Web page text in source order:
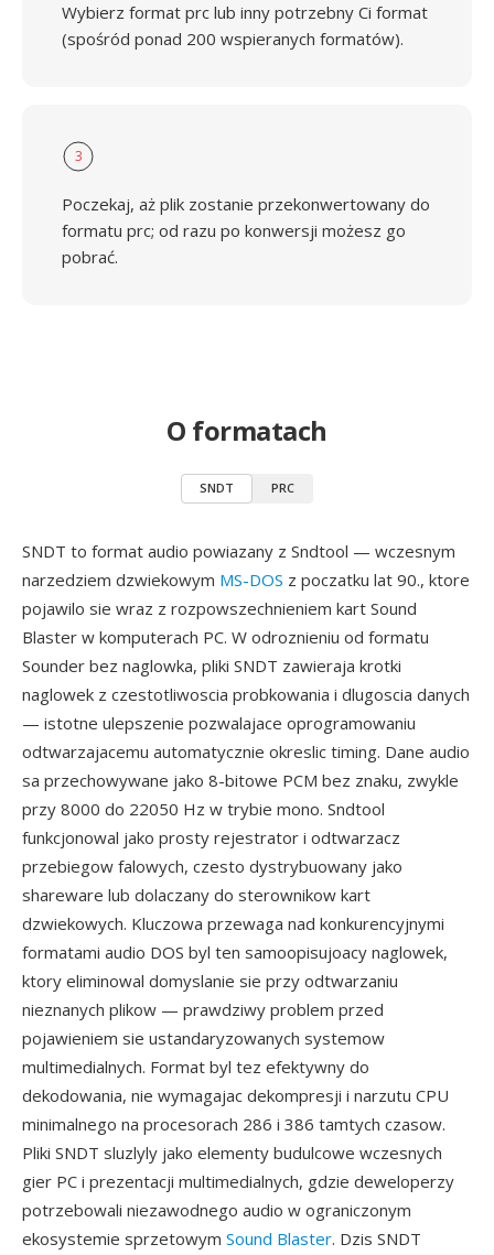
Wybierz format prc lub inny potrzebny Ci format
(spośród ponad 200 wspieranych formatów).
3
Poczekaj, aż plik zostanie przekonwertowany do
formatu prc; od razu po konwersji możesz go
pobrać.
O formatach
SNDT PRC
SNDT to format audio powiazany z Sndtool — wczesnym
narzedziem dzwiekowym MS-DOS z poczatku lat 90., ktore
pojawilo sie wraz z rozpowszechnieniem kart Sound
Blaster w komputerach PC. W odroznieniu od formatu
Sounder bez naglowka, pliki SNDT zawieraja krotki
naglowek z czestotliwoscia probkowania i dlugoscia danych
— istotne ulepszenie pozwalajace oprogramowaniu
odtwarzajacemu automatycznie okreslic timing. Dane audio
sa przechowywane jako 8-bitowe PCM bez znaku, zwykle
przy 8000 do 22050 Hz w trybie mono. Sndtool
funkcjonowal jako prosty rejestrator i odtwarzacz
przebiegow falowych, czesto dystrybuowany jako
shareware lub dolaczany do sterownikow kart
dzwiekowych. Kluczowa przewaga nad konkurencyjnymi
formatami audio DOS byl ten samoopisujoacy naglowek,
ktory eliminowal domyslanie sie przy odtwarzaniu
nieznanych plikow — prawdziwy problem przed
pojawieniem sie ustandaryzowanych systemow
multimedialnych. Format byl tez efektywny do
dekodowania, nie wymagajac dekompresji i narzutu CPU
minimalnego na procesorach 286 i 386 tamtych czasow.
Pliki SNDT sluzlyly jako elementy budulcowe wczesnych
gier PC i prezentacji multimedialnych, gdzie deweloperzy
potrzebowali niezawodnego audio w ograniczonym
ekosystemie sprzetowym Sound Blaster. Dzis SNDT